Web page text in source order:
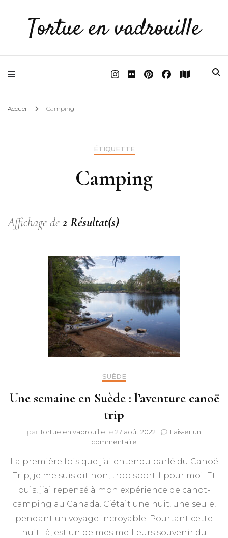
Tortue en vadrouille
Accueil Camping
ÉTIQUETTE
Camping
Affichage de 2 Résultat(s)
SUÈDE
Une semaine en Suède : l’aventure canoë
trip
par Tortue en vadrouille le 27 août 2022
Laisser un
commentaire
semaine
Suède
:
l’aventure
trip
La première fois que j’ai entendu parlé du Canoë
Trip, je me suis dit non, trop sportif pour moi. Et
puis, j’ai repensé à mon expérience de canot-
camping au Canada. C’était une nuit, une seule,
pendant un voyage incroyable. Pourtant cette
nuit-là, est un de mes meilleurs souvenir du